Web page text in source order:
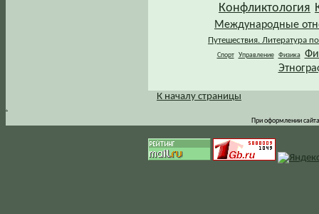
Конфликтология
Международные
Путешествия. Литература
Спорт Управление Физика
.
К началу страницы
При оформлении